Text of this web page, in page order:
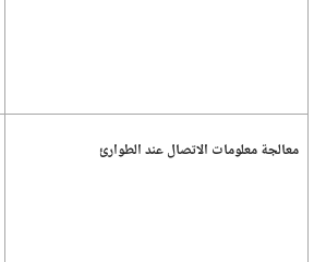
معالجة معلومات الاتصال عند الطوارئ